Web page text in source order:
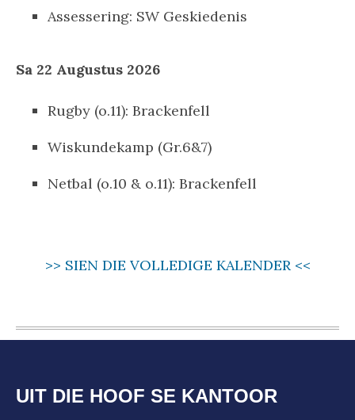
Assessering: SW Geskiedenis
Sa 22 Augustus 2026
Rugby (o.11): Brackenfell
Wiskundekamp (Gr.6&7)
Netbal (o.10 & o.11): Brackenfell
>> SIEN DIE VOLLEDIGE KALENDER <<
UIT DIE HOOF SE KANTOOR